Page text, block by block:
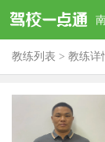
教练列表 > 教练详